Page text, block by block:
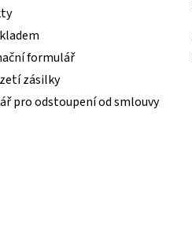
formulář
zásilky
pro odstoupení od smlouvy